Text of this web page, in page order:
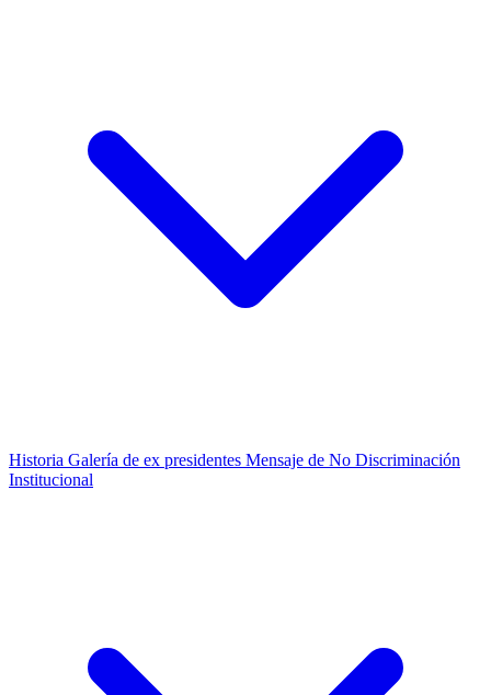
Historia Galería de ex presidentes Mensaje de No Discriminación
Institucional